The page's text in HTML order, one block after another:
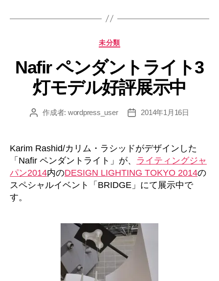
カ
ゴ
リ
ー
未分類
Nafir ペンダントライト3
灯モデル好評展示中
投 作成者: wordpress_user
投
2014年1月16日
Karim Rashid/カリム・ラシッドがデザインした
「Nafir ペンダントライト」が、 ライティングジャ
パン2014内のDESIGN LIGHTING TOKYO 2014の
スペシャルイベント「BRIDGE」にて展示中で
す。